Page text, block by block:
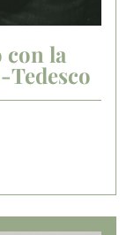
con la
Tedesco